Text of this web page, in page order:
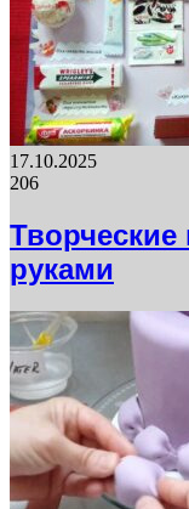
17.10.2025
206
руками